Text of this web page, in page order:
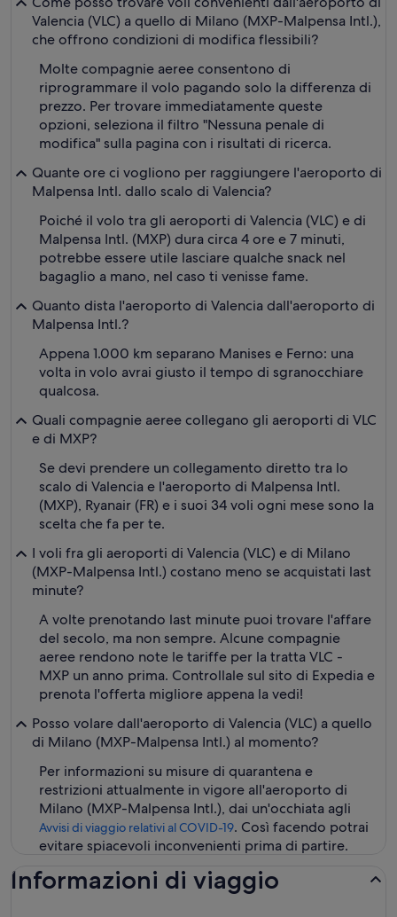
Valencia (VLC) a quello di Milano (MXP-Malpensa Intl.),
che offrono condizioni di modifica flessibili?
Molte compagnie aeree consentono di
riprogrammare il volo pagando solo la differenza di
prezzo. Per trovare immediatamente queste
opzioni, seleziona il filtro "Nessuna penale di
modifica" sulla pagina con i risultati di ricerca.
Quante ore ci vogliono per raggiungere l'aeroporto di
Malpensa Intl. dallo scalo di Valencia?
Poiché il volo tra gli aeroporti di Valencia (VLC) e di
Malpensa Intl. (MXP) dura circa 4 ore e 7 minuti,
potrebbe essere utile lasciare qualche snack nel
bagaglio a mano, nel caso ti venisse fame.
Quanto dista l'aeroporto di Valencia dall'aeroporto di
Malpensa Intl.?
Appena 1.000 km separano Manises e Ferno: una
volta in volo avrai giusto il tempo di sgranocchiare
qualcosa.
Quali compagnie aeree collegano gli aeroporti di VLC
e di MXP?
Se devi prendere un collegamento diretto tra lo
scalo di Valencia e l'aeroporto di Malpensa Intl.
(MXP), Ryanair (FR) e i suoi 34 voli ogni mese sono la
scelta che fa per te.
I voli fra gli aeroporti di Valencia (VLC) e di Milano
(MXP-Malpensa Intl.) costano meno se acquistati last
minute?
A volte prenotando last minute puoi trovare l'affare
del secolo, ma non sempre. Alcune compagnie
aeree rendono note le tariffe per la tratta VLC -
MXP un anno prima. Controllale sul sito di Expedia e
prenota l'offerta migliore appena la vedi!
Posso volare dall'aeroporto di Valencia (VLC) a quello
di Milano (MXP-Malpensa Intl.) al momento?
Per informazioni su misure di quarantena e
restrizioni attualmente in vigore all'aeroporto di
Milano (MXP-Malpensa Intl.), dai un'occhiata agli
Avvisi di viaggio relativi al COVID-19. Così facendo potrai
evitare spiacevoli inconvenienti prima di partire.
Informazioni di viaggio